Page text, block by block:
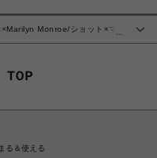
…
Monroe/ショット×マリ
る＆使える